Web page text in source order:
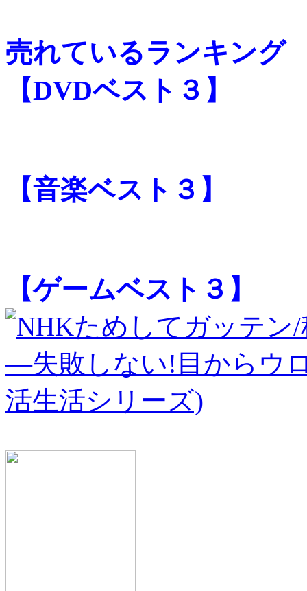
売れているランキング
【DVDベスト３】
【音楽ベスト３】
【ゲームベスト３】